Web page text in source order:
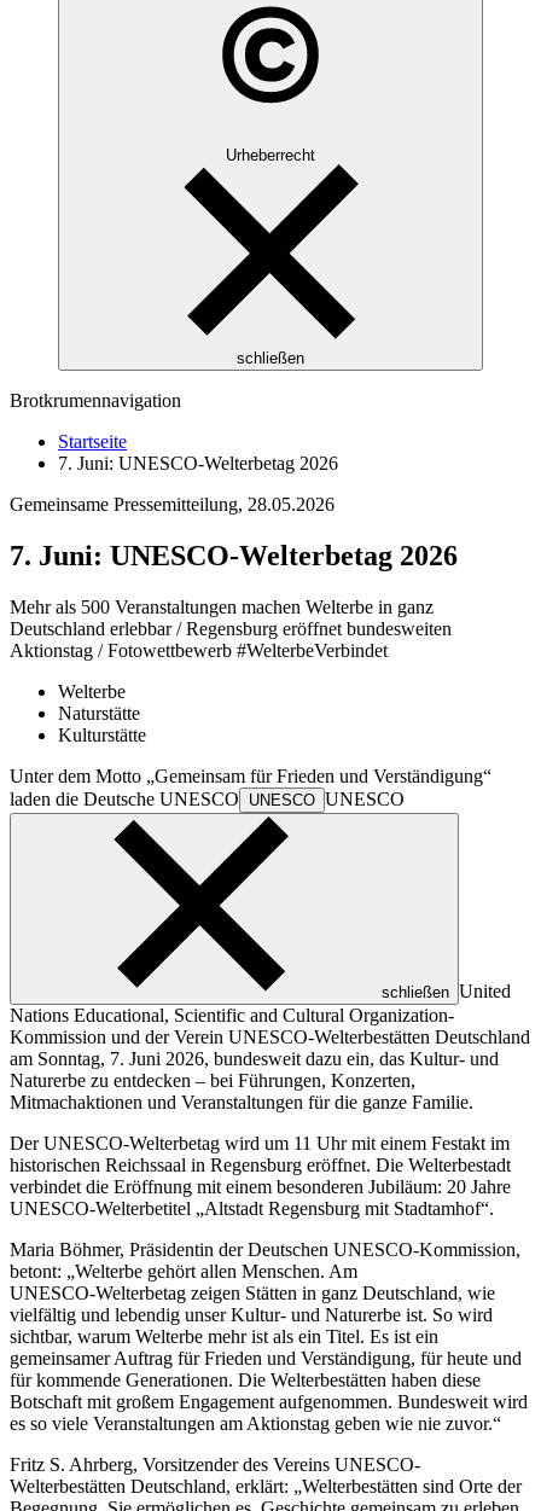
Urheberrecht
schließen
Brotkrumennavigation
Startseite
7. Juni: UNESCO-Welterbetag 2026
Gemeinsame Pressemitteilung, 28.05.2026
7. Juni: UNESCO-Welterbetag 2026
Mehr als 500 Veranstaltungen machen Welterbe in ganz
Deutschland erlebbar / Regensburg eröffnet bundesweiten
Aktionstag / Fotowettbewerb #WelterbeVerbindet
Welterbe
Naturstätte
Kulturstätte
Unter dem Motto „Gemeinsam für Frieden und Verständigung“
laden die Deutsche UNESCO UNESCO UNESCO
schließen United
Nations Educational, Scientific and Cultural Organization-
Kommission und der Verein UNESCO-Welterbestätten Deutschland
am Sonntag, 7. Juni 2026, bundesweit dazu ein, das Kultur- und
Naturerbe zu entdecken – bei Führungen, Konzerten,
Mitmachaktionen und Veranstaltungen für die ganze Familie.
Der UNESCO-Welterbetag wird um 11 Uhr mit einem Festakt im
historischen Reichssaal in Regensburg eröffnet. Die Welterbestadt
verbindet die Eröffnung mit einem besonderen Jubiläum: 20 Jahre
UNESCO-Welterbetitel „Altstadt Regensburg mit Stadtamhof“.
Maria Böhmer, Präsidentin der Deutschen UNESCO-Kommission,
betont: „Welterbe gehört allen Menschen. Am
UNESCO‑Welterbetag zeigen Stätten in ganz Deutschland, wie
vielfältig und lebendig unser Kultur- und Naturerbe ist. So wird
sichtbar, warum Welterbe mehr ist als ein Titel. Es ist ein
gemeinsamer Auftrag für Frieden und Verständigung, für heute und
für kommende Generationen. Die Welterbestätten haben diese
Botschaft mit großem Engagement aufgenommen. Bundesweit wird
es so viele Veranstaltungen am Aktionstag geben wie nie zuvor.“
Fritz S. Ahrberg, Vorsitzender des Vereins UNESCO-
Welterbestätten Deutschland, erklärt: „Welterbestätten sind Orte der